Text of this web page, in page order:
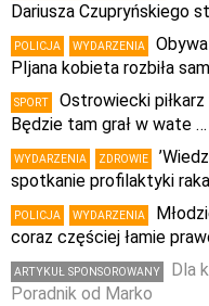
Dariusza Czupryńskiego
POLICJA WYDARZENIA
PIjana kobieta rozbiła
SPORT
Ostrowiecki
Będzie tam grał w wate …
WYDARZENIA ZDROWIE
spotkanie profilaktyki
POLICJA WYDARZENIA
coraz częściej łamie
ARTYKUŁ SPONSOROWANY
Dla
Poradnik od Marko